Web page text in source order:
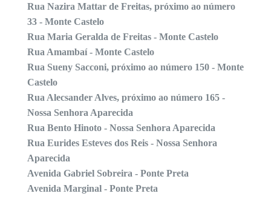
Rua Nazira Mattar de Freitas, próximo ao número
33 - Monte Castelo
Rua Maria Geralda de Freitas - Monte Castelo
Rua Amambaí - Monte Castelo
Rua Sueny Sacconi, próximo ao número 150 - Monte
Castelo
Rua Alecsander Alves, próximo ao número 165 -
Nossa Senhora Aparecida
Rua Bento Hinoto - Nossa Senhora Aparecida
Rua Eurides Esteves dos Reis - Nossa Senhora
Aparecida
Avenida Gabriel Sobreira - Ponte Preta
Avenida Marginal - Ponte Preta